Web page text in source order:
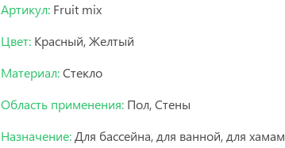
Артикул: Fruit mix
Цвет: Красный, Желтый
Материал:Стекло
Область применения: Пол, Стены
Назначение:Для бассейна, для ванной, для хамам